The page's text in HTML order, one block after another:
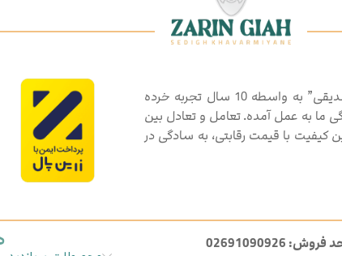
گروه تولیدی بازرگانی گیاهان دارویی و ادویه جات “زرین گیاه صدیقی” به واسطه 10 سال تجربه خرده
ما به عمل آمده. تعامل و تعادل بین
با قیمت رقابتی، به سادگی در
02691090926